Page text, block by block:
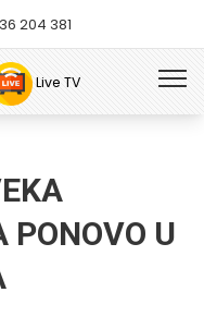
204 381
Live TV
PONOVO U